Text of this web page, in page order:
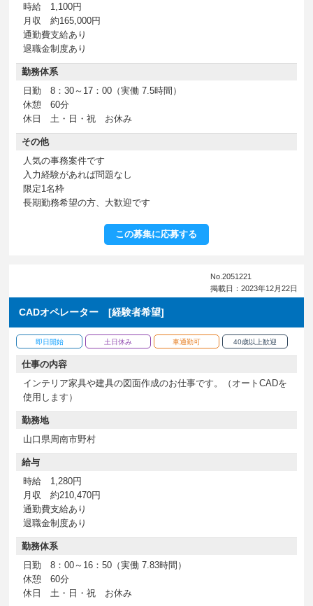
時給 1,100円
月収 約165,000円
通勤費支給あり
退職金制度あり
勤務体系
日勤 8：30～17：00（実働 7.5時間）
休憩 60分
休日 土・日・祝 お休み
その他
人気の事務案件です
入力経験があれば問題なし
限定1名枠
長期勤務希望の方、大歓迎です
この募集に応募する
No.2051221
掲載日：2023年12月22日
CADオペレーター [経験者希望]
即日開始 土日休み 車通勤可 40歳以上歓迎
仕事の内容
インテリア家具や建具の図面作成のお仕事です。（オートCADを
使用します）
勤務地
山口県周南市野村
給与
時給 1,280円
月収 約210,470円
通勤費支給あり
退職金制度あり
勤務体系
日勤 8：00～16：50（実働 7.83時間）
休憩 60分
休日 土・日・祝 お休み